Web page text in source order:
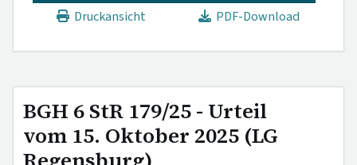
Druckansicht
PDF-Download
BGH 6 StR 179/25 - Urteil
vom 15. Oktober 2025 (LG